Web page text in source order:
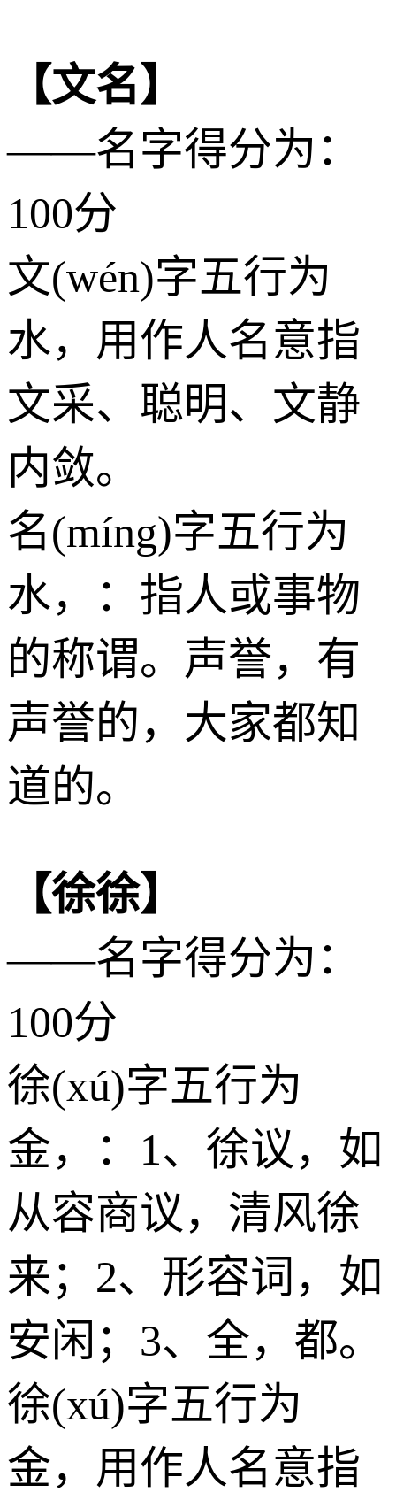
【文名】
——名字得分为：
100分
文(wén)字五行为
水，用作人名意指
文采、聪明、文静
内敛。
名(míng)字五行为
水，：指人或事物
的称谓。声誉，有
声誉的，大家都知
道的。
【徐徐】
——名字得分为：
100分
徐(xú)字五行为
金，：1、徐议，如
从容商议，清风徐
来；2、形容词，如
安闲；3、全，都。
徐(xú)字五行为
金，用作人名意指